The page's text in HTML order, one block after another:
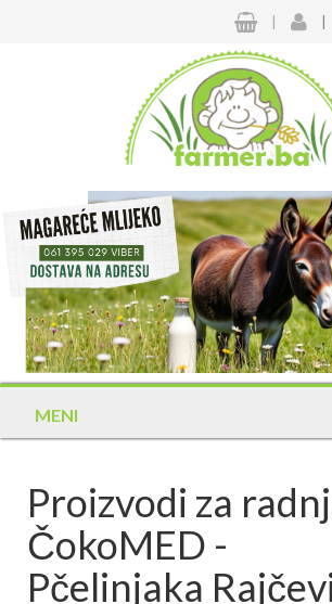
| |
MENI
Proizvodi za
ČokoMED -
Pčelinjaka